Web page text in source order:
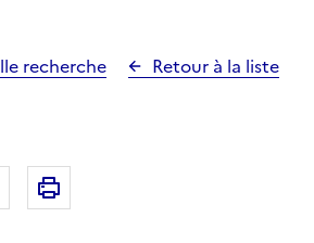
recherche
Retour à la liste
par email
Copier dans le presse-papier